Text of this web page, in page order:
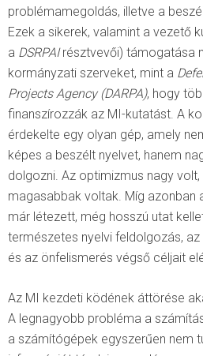
problémamegoldás, illetve a
Ezek a sikerek, valamint a vezető
a DSRPAIrésztvevői) támogatása
kormányzati szerveket, mint a
Projects Agency (DARPA), hogy
finanszírozzák az MI-kutatást. A
érdekelte egy olyan gép, amely
képes a beszélt nyelvet, hanem
dolgozni. Az optimizmus nagy
magasabbak voltak. Míg azonban
már létezett, még hosszú utat
természetes nyelvi feldolgozás,
és az önfelismerés végső céljait
Az MI kezdeti ködének áttörése
A legnagyobb probléma a
a számítógépek egyszerűen nem